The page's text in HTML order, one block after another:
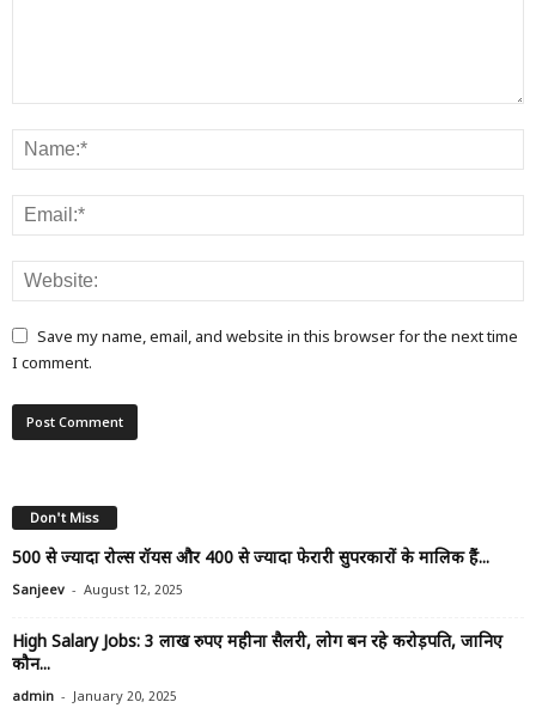
Save my name, email, and website in this browser for the next time
I comment.
Don't Miss
500 से ज्यादा रोल्स रॉयस और 400 से ज्यादा फेरारी सुपरकारों के मालिक हैं...
Sanjeev - August 12, 2025
High Salary Jobs: 3 लाख रुपए महीना सैलरी, लोग बन रहे करोड़पति, जानिए
कौन...
admin - January 20, 2025